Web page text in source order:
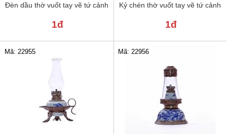
Đèn dầu thờ vuốt tay vẽ tứ cảnh
1đ
Kỷ chén thờ vuốt tay vẽ tứ cảnh
1đ
Mã: 22955 Mã: 22956